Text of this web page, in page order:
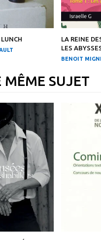
LA REINE
LES
BENOIT
MÊME SUJET